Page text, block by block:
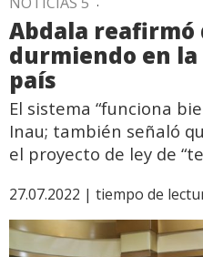
Abdala reafirmó
durmiendo en
país
El sistema “funciona
Inau; también señaló
el proyecto de ley de
27.07.2022 | tiempo de